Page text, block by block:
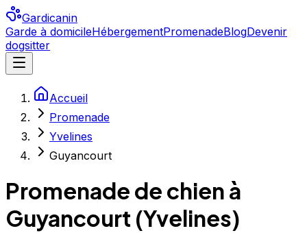
Gardicanin
Garde à domicileHébergementPromenadeBlogDevenir
dogsitter
Accueil
Promenade
Yvelines
Guyancourt
Promenade de chien à
Guyancourt (Yvelines)